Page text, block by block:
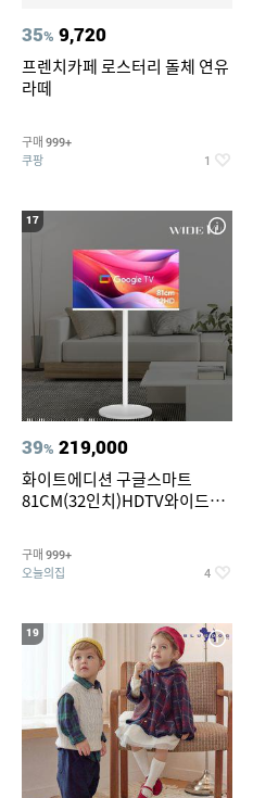
35% 9,720
프렌치카페 로스터리 돌체 연유
라떼
구매 999+
쿠팡 1
17
39% 219,000
화이트에디션 구글스마트
81CM(32인치)HDTV와이드무
구매 999+
오늘의집 4
19